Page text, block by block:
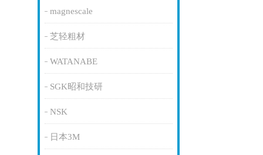
magnescale
芝轻粗材
WATANABE
SGK昭和技研
NSK
日本3M